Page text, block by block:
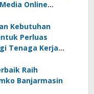
Online
Kebutuhan
Perluas
Tenaga Kerja
Raih
Banjarmasin